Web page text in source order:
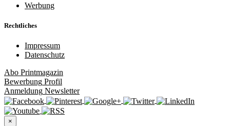
Werbung
Rechtliches
Impressum
Datenschutz
Abo Printmagazin
Bewerbung Profil
Anmeldung Newsletter
×